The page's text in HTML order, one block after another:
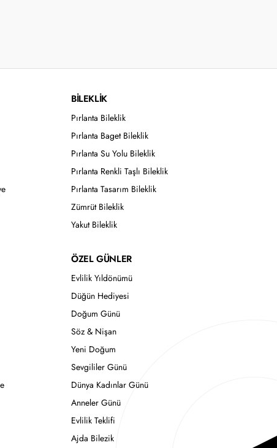
BİLEKLİK
Pırlanta Bileklik
Pırlanta Baget Bileklik
Pırlanta Su Yolu Bileklik
Pırlanta Renkli Taşlı Bileklik
Pırlanta Tasarım Bileklik
Zümrüt Bileklik
Yakut Bileklik
ÖZEL GÜNLER
Evlilik Yıldönümü
Düğün Hediyesi
Doğum Günü
Söz & Nişan
Yeni Doğum
Sevgililer Günü
Dünya Kadınlar Günü
Anneler Günü
Evlilik Teklifi
Ajda Bilezik